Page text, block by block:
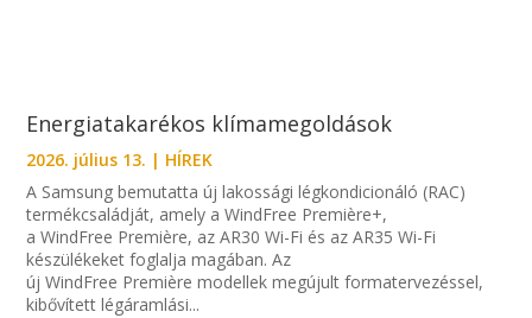
Energiatakarékos klímamegoldások
2026. július 13. | HÍREK
A Samsung bemutatta új lakossági légkondicionáló (RAC)
termékcsaládját, amely a WindFree Première+,
a WindFree Première, az AR30 Wi-Fi és az AR35 Wi-Fi
készülékeket foglalja magában. Az
új WindFree Première modellek megújult formatervezéssel,
kibővített légáramlási...